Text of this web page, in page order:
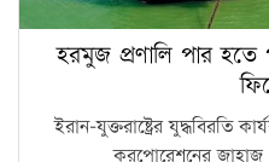
হরমুজ প্রণালি পার হতে
ইরান-যুক্তরাষ্ট্রের যুদ্ধবিরতি